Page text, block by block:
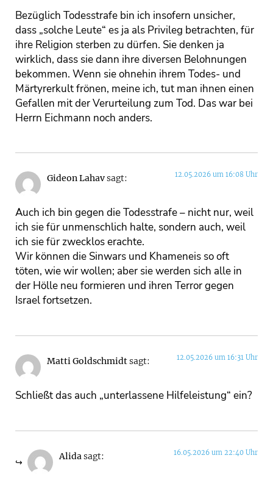
Bezüglich Todesstrafe bin ich insofern unsicher,
dass „solche Leute“ es ja als Privileg betrachten, für
ihre Religion sterben zu dürfen. Sie denken ja
wirklich, dass sie dann ihre diversen Belohnungen
bekommen. Wenn sie ohnehin ihrem Todes- und
Märtyrerkult frönen, meine ich, tut man ihnen einen
Gefallen mit der Verurteilung zum Tod. Das war bei
Herrn Eichmann noch anders.
Gideon Lahavsagt: 12.05.2026 um 16:08 Uhr
Auch ich bin gegen die Todesstrafe – nicht nur, weil
ich sie für unmenschlich halte, sondern auch, weil
ich sie für zwecklos erachte.
Wir können die Sinwars und Khameneis so oft
töten, wie wir wollen; aber sie werden sich alle in
der Hölle neu formieren und ihren Terror gegen
Israel fortsetzen.
Matti Goldschmidtsagt: 12.05.2026 um 16:31 Uhr
Schließt das auch „unterlassene Hilfeleistung“ ein?
Alidasagt: 16.05.2026 um 22:40 Uhr